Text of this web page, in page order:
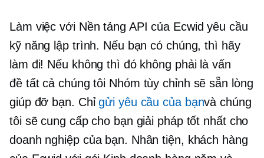
Làm việc với Nền tảng API của Ecwid yêu cầu
kỹ năng lập trình. Nếu bạn có chúng, thì hãy
làm đi! Nếu không thì đó không phải là vấn
đề tất cả chúng tôi Nhóm tùy chỉnh sẽ sẵn lòng
giúp đỡ bạn. Chỉgửi yêu cầu của bạnvà chúng
tôi sẽ cung cấp cho bạn giải pháp tốt nhất cho
doanh nghiệp của bạn. Nhân tiện, khách hàng